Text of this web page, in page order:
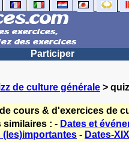
Participer
de culture générale >
cours & d'exercices de
similaires : - Dates et
(les)importantes - Dates-